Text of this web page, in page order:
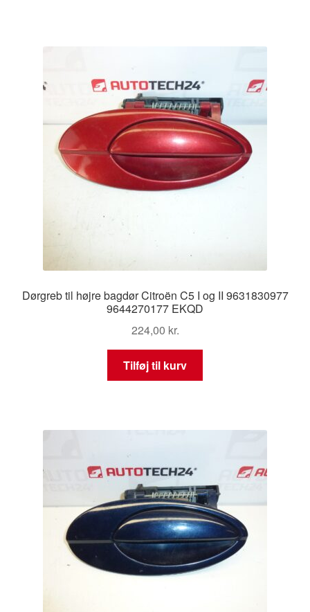
Dørgreb til højre bagdør Citroën C5 I og II 9631830977
9644270177 EKQD
224,00 kr.
Tilføj til kurv